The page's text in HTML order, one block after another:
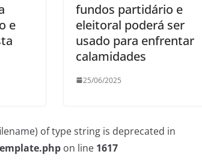
e
fundos partidário e
eleitoral poderá ser
usado para enfrentar
calamidades
25/06/2025
of type string is deprecated in
on line 1617